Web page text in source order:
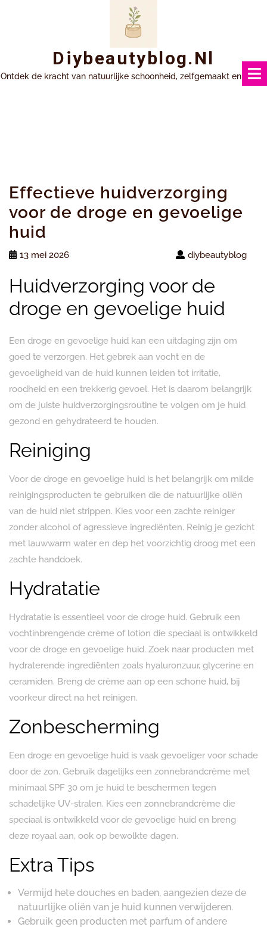
Diybeautyblog.nl
Ontdek de kracht van natuurlijke schoonheid, zelfgemaakt en uniek.
Effectieve huidverzorging
voor de droge en gevoelige
huid
13 mei 2026 diybeautyblog
Huidverzorging voor de
droge en gevoelige huid
Een droge en gevoelige huid kan een uitdaging zijn om
goed te verzorgen. Het gebrek aan vocht en de
gevoeligheid van de huid kunnen leiden tot irritatie,
roodheid en een trekkerig gevoel. Het is daarom belangrijk
om de juiste huidverzorgingsroutine te volgen om je huid
gezond en gehydrateerd te houden.
Reiniging
Voor de droge en gevoelige huid is het belangrijk om milde
reinigingsproducten te gebruiken die de natuurlijke oliën
van de huid niet strippen. Kies voor een zachte reiniger
zonder alcohol of agressieve ingrediënten. Reinig je gezicht
met lauwwarm water en dep het voorzichtig droog met een
zachte handdoek.
Hydratatie
Hydratatie is essentieel voor de droge huid. Gebruik een
vochtinbrengende crème of lotion die speciaal is ontwikkeld
voor de droge en gevoelige huid. Zoek naar producten met
hydraterende ingrediënten zoals hyaluronzuur, glycerine en
ceramiden. Breng de crème aan op een schone huid, bij
voorkeur direct na het reinigen.
Zonbescherming
Een droge en gevoelige huid is vaak gevoeliger voor schade
door de zon. Gebruik dagelijks een zonnebrandcrème met
minimaal SPF 30 om je huid te beschermen tegen
schadelijke UV-stralen. Kies een zonnebrandcrème die
speciaal is ontwikkeld voor de gevoelige huid en breng
deze royaal aan, ook op bewolkte dagen.
Extra Tips
Vermijd hete douches en baden, aangezien deze de
natuurlijke oliën van je huid kunnen verwijderen.
Gebruik geen producten met parfum of andere